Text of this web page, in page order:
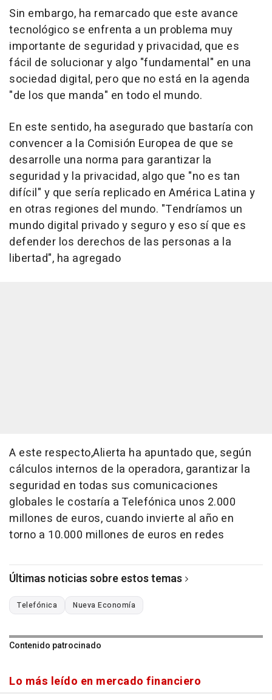
Sin embargo, ha remarcado que este avance
tecnológico se enfrenta a un problema muy
importante de seguridad y privacidad, que es
fácil de solucionar y algo "fundamental" en una
sociedad digital, pero que no está en la agenda
"de los que manda" en todo el mundo.
En este sentido, ha asegurado que bastaría con
convencer a la Comisión Europea de que se
desarrolle una norma para garantizar la
seguridad y la privacidad, algo que "no es tan
difícil" y que sería replicado en América Latina y
en otras regiones del mundo. "Tendríamos un
mundo digital privado y seguro y eso sí que es
defender los derechos de las personas a la
libertad", ha agregado
A este respecto,Alierta ha apuntado que, según
cálculos internos de la operadora, garantizar la
seguridad en todas sus comunicaciones
globales le costaría a Telefónica unos 2.000
millones de euros, cuando invierte al año en
torno a 10.000 millones de euros en redes
Últimas noticias sobre estos temas
Telefónica Nueva Economía
Contenido patrocinado
Lo más leído en mercado financiero